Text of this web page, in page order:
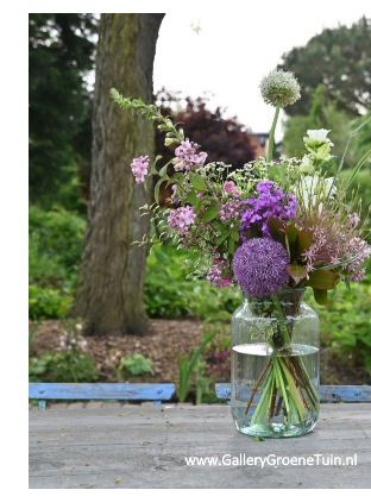
Pinksterweekend